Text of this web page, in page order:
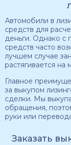
Автомобили в
средств для
деньги. Однако с
средств часто
лучшем случае
растягивается на
Главное
за выкупом
сделки. Мы
обращения,
руки или
Заказать